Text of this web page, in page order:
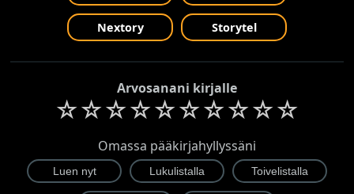
Nextory Storytel
Arvosanani kirjalle
☆☆☆☆☆☆☆☆☆☆
Omassa pääkirjahyllyssäni